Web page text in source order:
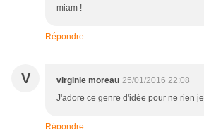
miam !
Répondre
V virginie moreau 25/01/2016 22:08
J'adore ce genre d'idée pour ne rien
Répondre